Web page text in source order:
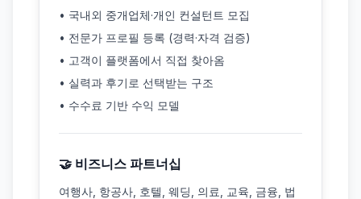
• 국내외 중개업체·개인 컨설턴트 모집
• 전문가 프로필 등록 (경력·자격 검증)
• 고객이 플랫폼에서 직접 찾아옴
• 실력과 후기로 선택받는 구조
• 수수료 기반 수익 모델
🤝 비즈니스 파트너십
여행사, 항공사, 호텔, 웨딩, 의료, 교육, 금융, 법